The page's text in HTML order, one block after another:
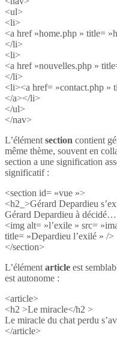
<ul>
<li>
<a href »home.php » title=
</li>
<li>
<a href »nouvelles.php »
</li>
<li><a href= »contact.php »
</a></li>
</ul>
</nav>
L’élément section contient
même thème, souvent en
section a une signification
significatif :
<section id= »vue »>
<h2_>Gérard Depardieu
Gérard Depardieu à décidé…
<img alt= »l’exile » src=
title= »Depardieu l’exilé » />
</section>
L’élément article est
est autonome :
<article>
<h2 >Le miracle</h2 >
Le miracle du chat perdu
</article>